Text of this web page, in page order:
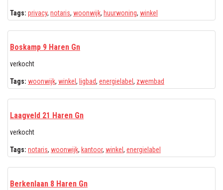
Tags: privacy, notaris, woonwijk, huurwoning, winkel
Boskamp 9 Haren Gn
verkocht
Tags: woonwijk, winkel , ligbad, energielabel , zwembad
Laagveld 21 Haren Gn
verkocht
Tags: notaris, woonwijk, kantoor, winkel , energielabel
Berkenlaan 8 Haren Gn